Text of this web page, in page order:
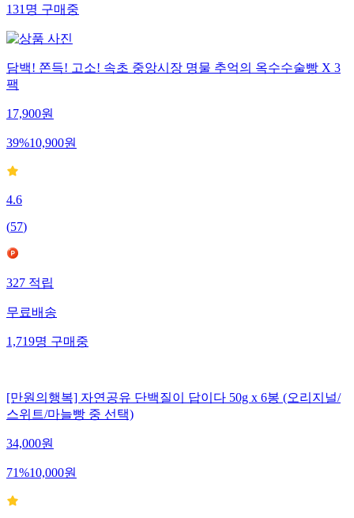
131명구매중
담백! 쫀득! 고소! 속초 중앙시장 명물 추억의 옥수수술빵 X 3
팩
17,900원
39%10,900원
4.6
(57)
327적립
무료배송
1,719명구매중
[만원의행복] 자연공유 단백질이 답이다 50g x 6봉 (오리지널/
스위트/마늘빵 중 선택)
34,000원
71%10,000원